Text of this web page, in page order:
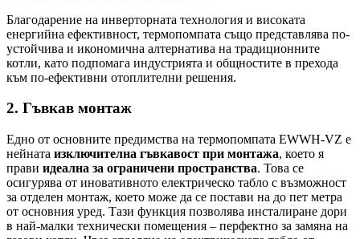
Благодарение на инверторната технология и високата
енергийна ефективност, термопомпата също представлява по-
устойчива и икономична алтернатива на традиционните
котли, като подпомага индустрията и общностите в прехода
към по-ефективни отоплителни решения.
2. Гъвкав монтаж
Едно от основните предимства на термопомпата EWWH-VZ е
нейната изключителна гъвкавост при монтажа, което я
прави идеална за ограничени пространства. Това се
осигурява от иновативното електрическо табло с възможност
за отделен монтаж, което може да се постави на до пет метра
от основния уред. Тази функция позволява инсталиране дори
в най-малки технически помещения – перфектно за замяна на